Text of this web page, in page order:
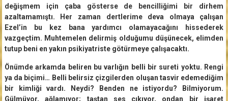
değişmem için çaba gösterse de bencilliğimi bir dirhem
azaltamamıştı. Her zaman dertlerime deva olmaya çalışan
Ezel’in bu kez bana yardımcı olamayacağını hissederek
vazgeçtim. Muhtemelen delirmiş olduğumu düşünecek, elimden
tutup beni en yakın psikiyatriste götürmeye çalışacaktı.
Önümde arkamda beliren bu varlığın belli bir sureti yoktu. Rengi
ya da biçimi… Belli belirsiz çizgilerden oluşan tasvir edemediğim
bir kimliği vardı. Neydi? Benden ne istiyordu? Bilmiyorum.
Gülmüyor, ağlamıyor; taştan ses çıkıyor, ondan bir işaret